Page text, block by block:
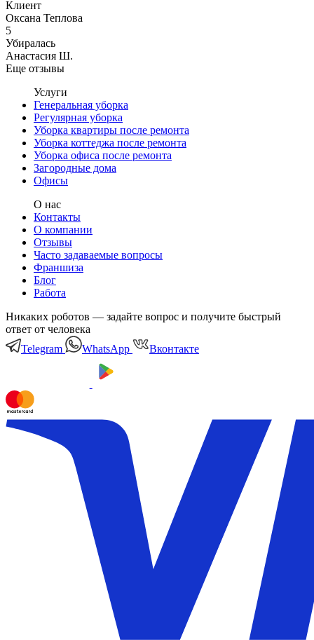
Клиент
Оксана Теплова
5
Убиралась
Анастасия Ш.
Еще отзывы
Услуги
Генеральная уборка
Регулярная уборка
Уборка квартиры после ремонта
Уборка коттеджа после ремонта
Уборка офиса после ремонта
Загородные дома
Офисы
О нас
Контакты
О компании
Отзывы
Часто задаваемые вопросы
Франшиза
Блог
Работа
Никаких роботов — задайте вопрос и получите быстрый
ответ от человека
Telegram
WhatsApp Вконтакте